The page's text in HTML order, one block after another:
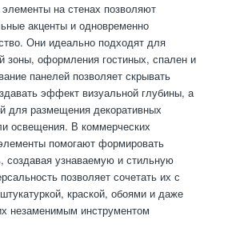
на стенах позволяют
акценты и одновременно
Они идеально подходят для
зоны, оформления гостиных, спален и
панелей позволяет скрывать
эффект визуальной глубины, а
для размещения декоративных
освещения. В коммерческих
помогают формировать
создавая узнаваемую и стильную
позволяет сочетать их с
краской, обоями и даже
незаменимым инструментом